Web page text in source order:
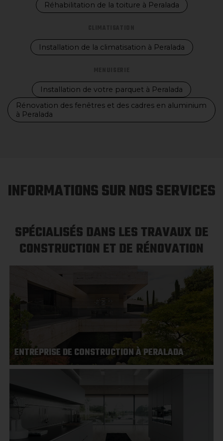
Réhabilitation de la toiture à Peralada
Installation de la climatisation à Peralada
Installation de votre parquet à Peralada
Rénovation des fenêtres et des cadres en aluminium
à Peralada
INFORMATIONS SUR NOS SERVICES
SPÉCIALISÉS DANS LES TRAVAUX DE
CONSTRUCTION ET DE RÉNOVATION
ENTREPRISE DE CONSTRUCTION À PERALADA